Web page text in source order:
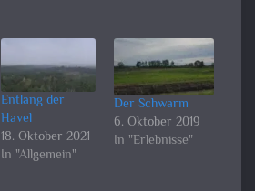
Entlang der
Havel
18. Oktober 2021
In "Allgemein"
Der Schwarm
6. Oktober 2019
In "Erlebnisse"